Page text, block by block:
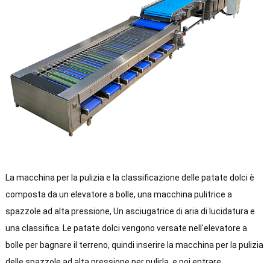
La macchina per la pulizia e la classificazione delle patate dolci è
composta da un elevatore a bolle, una macchina pulitrice a
spazzole ad alta pressione, Un asciugatrice di aria di lucidatura e
una classifica. Le patate dolci vengono versate nell'elevatore a
bolle per bagnare il terreno, quindi inserire la macchina per la pulizia